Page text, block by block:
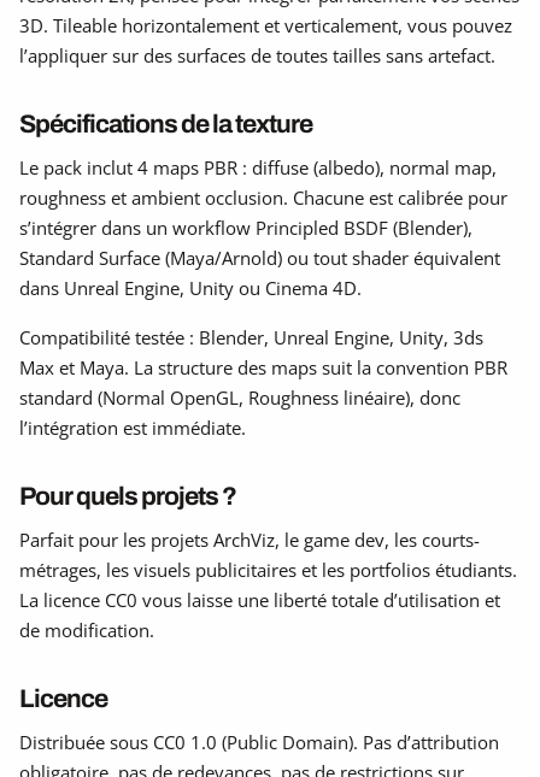
3D. Tileable horizontalement et verticalement, vous pouvez
l’appliquer sur des surfaces de toutes tailles sans artefact.
Spécifications de la texture
Le pack inclut 4 maps PBR : diffuse (albedo), normal map,
roughness et ambient occlusion. Chacune est calibrée pour
s’intégrer dans un workflow Principled BSDF (Blender),
Standard Surface (Maya/Arnold) ou tout shader équivalent
dans Unreal Engine, Unity ou Cinema 4D.
Compatibilité testée : Blender, Unreal Engine, Unity, 3ds
Max et Maya. La structure des maps suit la convention PBR
standard (Normal OpenGL, Roughness linéaire), donc
l’intégration est immédiate.
Pour quels projets ?
Parfait pour les projets ArchViz, le game dev, les courts-
métrages, les visuels publicitaires et les portfolios étudiants.
La licence CC0 vous laisse une liberté totale d’utilisation et
de modification.
Licence
Distribuée sous CC0 1.0 (Public Domain). Pas d’attribution
obligatoire, pas de redevances, pas de restrictions sur